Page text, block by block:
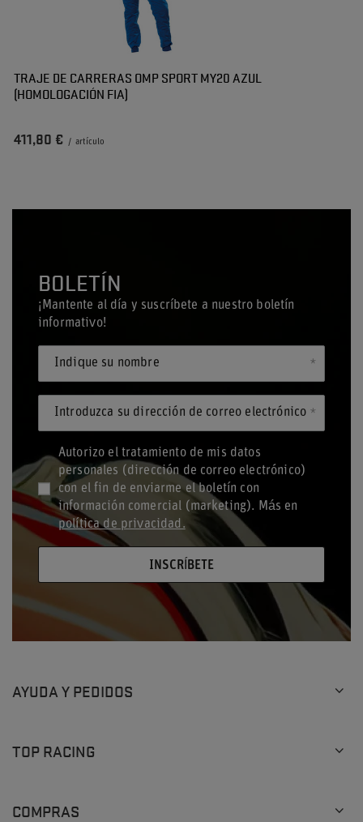
TRAJE DE CARRERAS OMP SPORT MY20 AZUL
(HOMOLOGACIÓN FIA)
411,80 € / artículo
BOLETÍN
¡Mantente al día y suscríbete a nuestro boletín
informativo!
Indique su nombre
Introduzca su dirección de correo electrónico
Autorizo el tratamiento de mis datos
personales (dirección de correo electrónico)
con el fin de enviarme el boletín con
información comercial (marketing). Más en
política de privacidad.
INSCRÍBETE
AYUDA Y PEDIDOS
TOP RACING
COMPRAS